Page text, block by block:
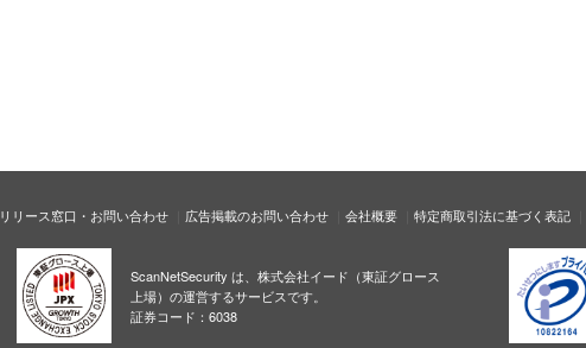
リリース窓口・お問い合わせ 広告掲載のお問い合わせ 会社概要 特定商取引法に基づく表記
ScanNetSecurity は、株式会社イード（東証グロース
上場）の運営するサービスです。
証券コード：6038